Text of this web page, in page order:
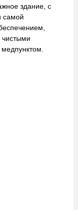
здание, с
самой